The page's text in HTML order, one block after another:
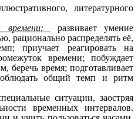
литературного
времени:
развивает умение
рационально распределять её,
приучает реагировать на
времени; побуждает
беречь время; подготавливает
общий темп и ритм
ситуации, заостряя
временных интервалов.